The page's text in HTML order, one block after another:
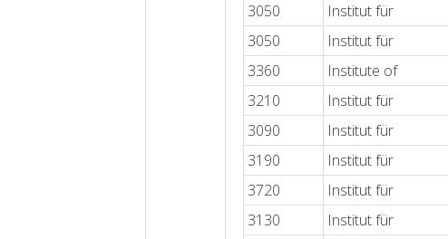
3050
Institut für
3050
Institut für
3360
Institute of
3210
Institut für
3090
Institut für
3190
Institut für
3720
Institut für
3130
Institut für